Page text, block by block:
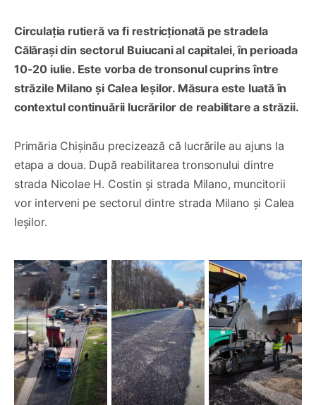
Circulația rutieră va fi restricționată pe stradela
Călărași din sectorul Buiucani al capitalei, în perioada
10-20 iulie. Este vorba de tronsonul cuprins între
străzile Milano și Calea Ieșilor. Măsura este luată în
contextul continuării lucrărilor de reabilitare a străzii.
Primăria Chișinău precizează că lucrările au ajuns la
etapa a doua. După reabilitarea tronsonului dintre
strada Nicolae H. Costin și strada Milano, muncitorii
vor interveni pe sectorul dintre strada Milano și Calea
Ieșilor.